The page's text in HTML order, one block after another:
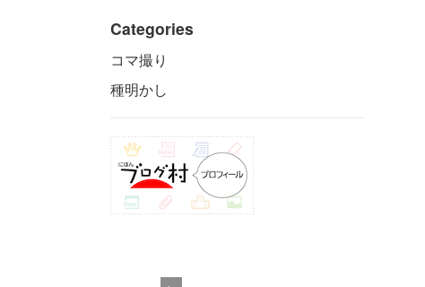
Categories
コマ撮り
種明かし